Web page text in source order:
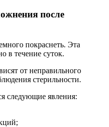
после
покраснеть. Эта
в течение суток.
от неправильного
стерильности.
следующие явления: